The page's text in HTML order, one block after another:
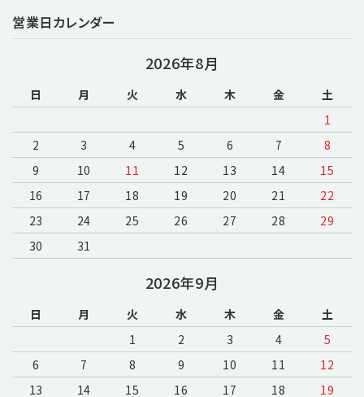
キーワード
カテゴリー
検索する
営業日カレンダー
2026年8月
日 月 火 水 木 金
土
1
2
3 4 5 6 7
8
9
10 11 12 13 14
15
16
17 18 19 20 21
22
23
24 25 26 27 28
29
30
31
2026年9月
日 月 火 水 木 金
土
1
2 3 4
5
6
7 8 9 10 11
12
13
14 15 16 17 18
19